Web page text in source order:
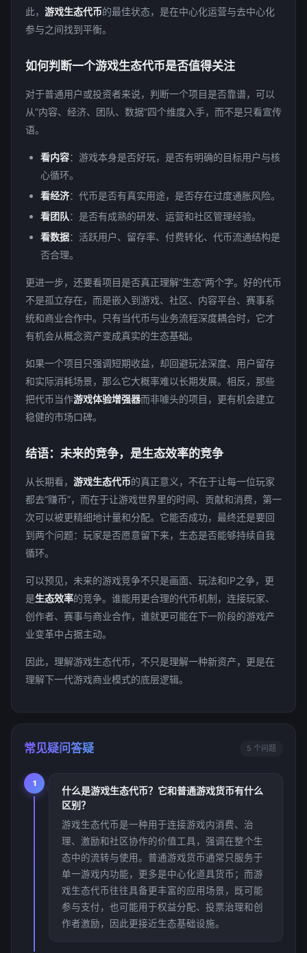
此， 游戏生态代币的最佳状态，是在中心化运营与去中心化
参与之间找到平衡。
如何判断一个游戏生态代币是否值得关注
对于普通用户或投资者来说，判断一个项目是否靠谱，可以
从“内容、经济、团队、数据”四个维度入手，而不是只看宣传
语。
看内容：游戏本身是否好玩，是否有明确的目标用户与核
心循环。
看经济：代币是否有真实用途，是否存在过度通胀风险。
看团队：是否有成熟的研发、运营和社区管理经验。
看数据：活跃用户、留存率、付费转化、代币流通结构是
否合理。
更进一步，还要看项目是否真正理解“生态”两个字。好的代币
不是孤立存在，而是嵌入到游戏、社区、内容平台、赛事系
统和商业合作中。只有当代币与业务流程深度耦合时，它才
有机会从概念资产变成真实的生态基础。
如果一个项目只强调短期收益，却回避玩法深度、用户留存
和实际消耗场景，那么它大概率难以长期发展。相反，那些
把代币当作游戏体验增强器而非噱头的项目，更有机会建立
稳健的市场口碑。
结语：未来的竞争，是生态效率的竞争
从长期看， 游戏生态代币的真正意义，不在于让每一位玩家
都去“赚币”，而在于让游戏世界里的时间、贡献和消费，第一
次可以被更精细地计量和分配。它能否成功，最终还是要回
到两个问题：玩家是否愿意留下来，生态是否能够持续自我
循环。
可以预见，未来的游戏竞争不只是画面、玩法和IP之争，更
是生态效率的竞争。谁能用更合理的代币机制，连接玩家、
创作者、赛事与商业合作，谁就更可能在下一阶段的游戏产
业变革中占据主动。
因此，理解游戏生态代币，不只是理解一种新资产，更是在
理解下一代游戏商业模式的底层逻辑。
常见疑问答疑 5 个问题
1
什么是游戏生态代币？它和普通游戏货币有什么
区别？
游戏生态代币是一种用于连接游戏内消费、治
理、激励和社区协作的价值工具，强调在整个生
态中的流转与使用。普通游戏货币通常只服务于
单一游戏内功能，更多是中心化道具货币；而游
戏生态代币往往具备更丰富的应用场景，既可能
参与支付，也可能用于权益分配、投票治理和创
作者激励，因此更接近生态基础设施。